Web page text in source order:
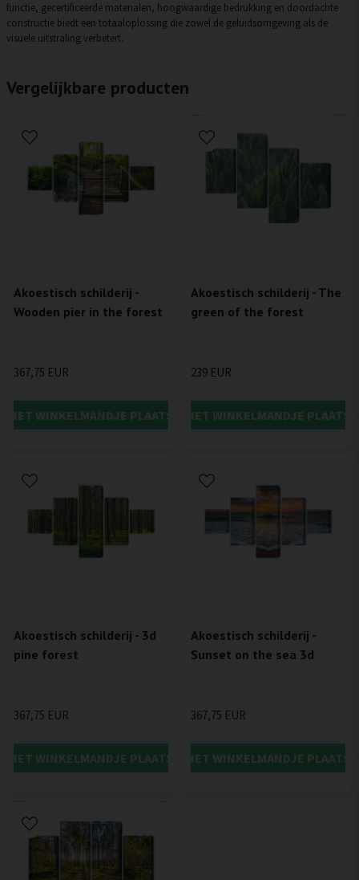
functie, gecertificeerde materialen, hoogwaardige bedrukking en doordachte
constructie biedt een totaaloplossing die zowel de geluidsomgeving als de
visuele uitstraling verbetert.
Vergelijkbare producten
Akoestisch schilderij -
Wooden pier in the forest
367,75 EUR
HET WINKELMANDJE PLAATSEN
Akoestisch schilderij - The
green of the forest
239 EUR
IN HET WINKELMANDJE
Akoestisch schilderij - 3d
pine forest
367,75 EUR
HET WINKELMANDJE PLAATSEN
Akoestisch schilderij -
Sunset on the sea 3d
367,75 EUR
IN HET WINKELMANDJE